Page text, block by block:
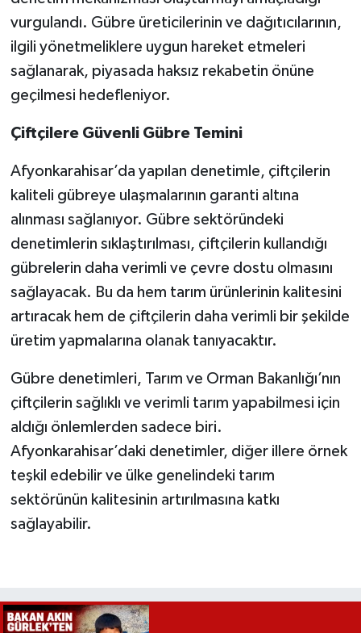
vurgulandı. Gübre üreticilerinin ve dağıtıcılarının,
ilgili yönetmeliklere uygun hareket etmeleri
sağlanarak, piyasada haksız rekabetin önüne
geçilmesi hedefleniyor.
Çiftçilere Güvenli Gübre Temini
Afyonkarahisar’da yapılan denetimle, çiftçilerin
kaliteli gübreye ulaşmalarının garanti altına
alınması sağlanıyor. Gübre sektöründeki
denetimlerin sıklaştırılması, çiftçilerin kullandığı
gübrelerin daha verimli ve çevre dostu olmasını
sağlayacak. Bu da hem tarım ürünlerinin kalitesini
artıracak hem de çiftçilerin daha verimli bir şekilde
üretim yapmalarına olanak tanıyacaktır.
Gübre denetimleri, Tarım ve Orman Bakanlığı’nın
çiftçilerin sağlıklı ve verimli tarım yapabilmesi için
aldığı önlemlerden sadece biri.
Afyonkarahisar’daki denetimler, diğer illere örnek
teşkil edebilir ve ülke genelindeki tarım
sektörünün kalitesinin artırılmasına katkı
sağlayabilir.